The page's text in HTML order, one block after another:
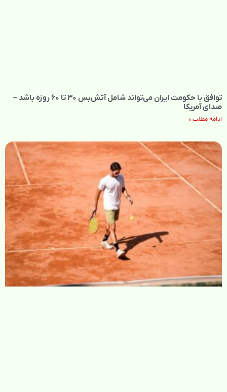
توافق با حکومت ایران می‌تواند شامل آتش‌بس ۳۰ تا ۶۰ روزه باشد –
صدای آمریکا
ادامه مطلب »